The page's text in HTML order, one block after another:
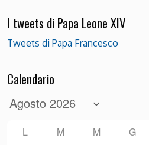
I tweets di Papa Leone XIV
Tweets di Papa Francesco
Calendario
L M M G